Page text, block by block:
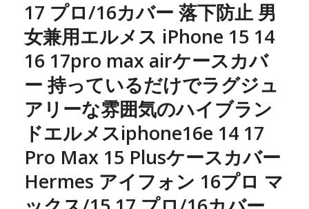
17 プロ/16カバー 落下防止 男
女兼用エルメス iPhone 15 14
16 17pro max airケースカバ
ー 持っているだけでラグジュ
アリーな雰囲気のハイブラン
ドエルメスiphone16e 14 17
Pro Max 15 Plusケースカバー
Hermes アイフォン 16プロ マ